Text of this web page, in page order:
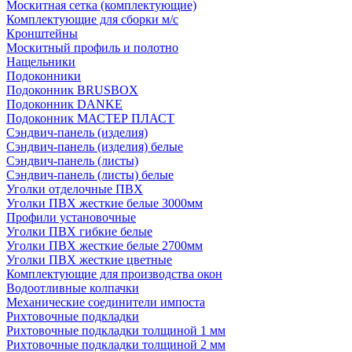
Москитная сетка (комплектующие)
Комплектующие для сборки м/с
Кронштейны
Москитный профиль и полотно
Нащельники
Подоконники
Подоконник BRUSBOX
Подоконник DANKE
Подоконник МАСТЕР ПЛАСТ
Сэндвич-панель (изделия)
Сэндвич-панель (изделия) белые
Сэндвич-панель (листы)
Сэндвич-панель (листы) белые
Уголки отделочные ПВХ
Уголки ПВХ жесткие белые 3000мм
Профили установочные
Уголки ПВХ гибкие белые
Уголки ПВХ жесткие белые 2700мм
Уголки ПВХ жесткие цветные
Комплектующие для производства окон
Водоотливные колпачки
Механические соединители импоста
Рихтовочные подкладки
Рихтовочные подкладки толщиной 1 мм
Рихтовочные подкладки толщиной 2 мм